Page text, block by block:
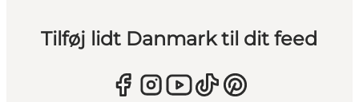
Tilføj lidt Danmark til dit feed